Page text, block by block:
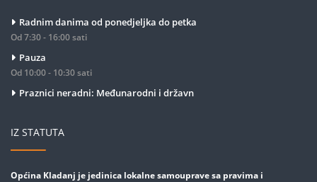
Radnim danima od ponedjeljka do petka
Od 7:30 - 16:00 sati
Pauza
Od 10:00 - 10:30 sati
Praznici neradni: Međunarodni i državn
IZ STATUTA
Općina Kladanj je jedinica lokalne samouprave sa pravima i